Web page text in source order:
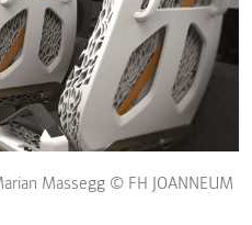
Massegg © FH JOANNEUM